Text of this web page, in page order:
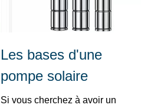
Les bases d'une
pompe solaire
Si vous cherchez à avoir un